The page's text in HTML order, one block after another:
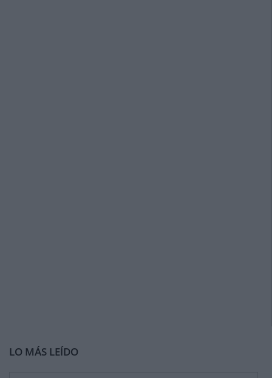
LO MÁS LEÍDO